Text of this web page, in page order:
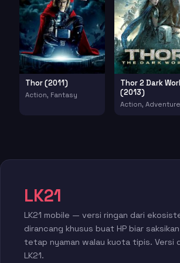
Thor (2011)
Action, Fantasy
Thor 2 Dark
(2013)
Action, Adventure
LK21
LK21 mobile — versi ringan dari
dirancang khusus buat HP biar
tetap nyaman walau kuota tipis.
LK21.